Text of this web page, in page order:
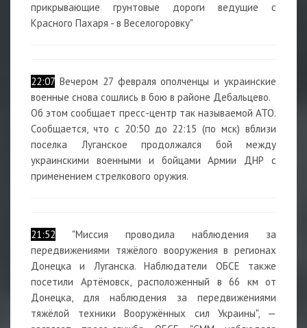
прикрывающие грунтовые дороги ведущие с
Красного Пахаря - в Веселогоровку"
22:07 Вечером 27 февраля ополченцы и украинские
военные снова сошлись в бою в районе Дебальцево.
Об этом сообщает пресс-центр так называемой АТО.
Сообщается, что с 20:50 до 22:15 (по мск) вблизи
поселка Луганское продолжался бой между
украинскими военными и бойцами Армии ДНР с
применением стрелкового оружия.
21:52 "Миссия проводила наблюдения за
передвижениями тяжёлого вооружения в регионах
Донецка и Луганска. Наблюдатели ОБСЕ также
посетили Артёмовск, расположенный в 66 км от
Донецка, для наблюдения за передвижениями
тяжёлой техники Вооружённых сил Украины", —